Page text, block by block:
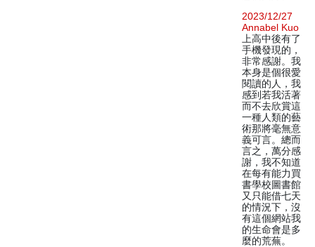
2023/12/27
Annabel Kuo
上高中後有了
手機發現的，
非常感謝。我
本身是個很愛
閱讀的人，我
感到若我活著
而不去欣賞這
一種人類的藝
術那將毫無意
義可言。總而
言之，萬分感
謝，我不知道
在每有能力買
書學校圖書館
又只能借七天
的情況下，沒
有這個網站我
的生命會是多
麼的荒蕪。